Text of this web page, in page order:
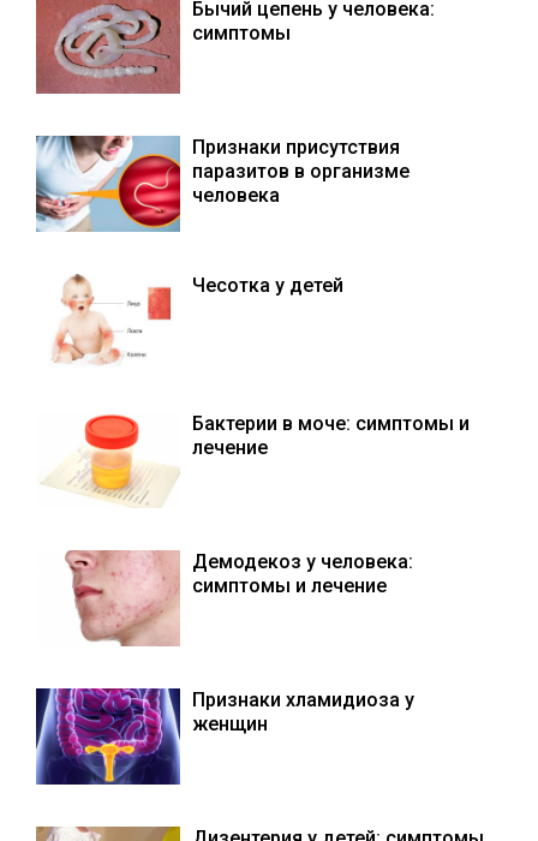
Бычий цепень у человека:
симптомы
Признаки присутствия
паразитов в организме
человека
Чесотка у детей
Бактерии в моче: симптомы и
лечение
Демодекоз у человека:
симптомы и лечение
Признаки хламидиоза у
женщин